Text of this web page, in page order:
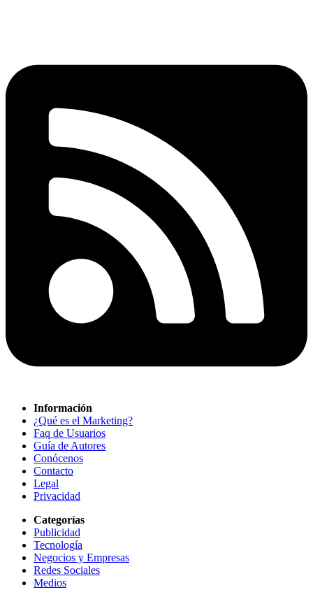
Información
¿Qué es el Marketing?
Faq de Usuarios
Guía de Autores
Conócenos
Contacto
Legal
Privacidad
Categorías
Publicidad
Tecnología
Negocios y Empresas
Redes Sociales
Medios